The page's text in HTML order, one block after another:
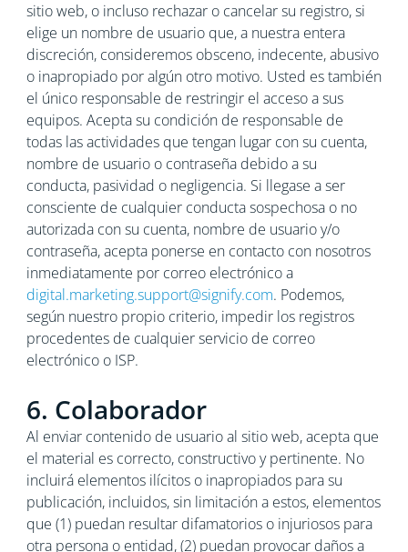
sitio web, o incluso rechazar o cancelar su registro, si
elige un nombre de usuario que, a nuestra entera
discreción, consideremos obsceno, indecente, abusivo
o inapropiado por algún otro motivo. Usted es también
el único responsable de restringir el acceso a sus
equipos. Acepta su condición de responsable de
todas las actividades que tengan lugar con su cuenta,
nombre de usuario o contraseña debido a su
conducta, pasividad o negligencia. Si llegase a ser
consciente de cualquier conducta sospechosa o no
autorizada con su cuenta, nombre de usuario y/o
contraseña, acepta ponerse en contacto con nosotros
inmediatamente por correo electrónico a
digital.marketing.support@signify.com. Podemos,
según nuestro propio criterio, impedir los registros
procedentes de cualquier servicio de correo
electrónico o ISP.
6. Colaborador
Al enviar contenido de usuario al sitio web, acepta que
el material es correcto, constructivo y pertinente. No
incluirá elementos ilícitos o inapropiados para su
publicación, incluidos, sin limitación a estos, elementos
que (1) puedan resultar difamatorios o injuriosos para
otra persona o entidad, (2) puedan provocar daños a